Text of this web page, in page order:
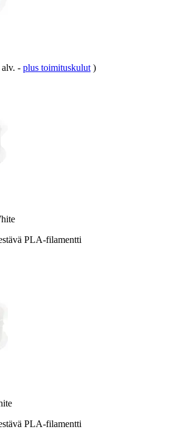
- plus toimituskulut )
PLA-filamentti
PLA-filamentti